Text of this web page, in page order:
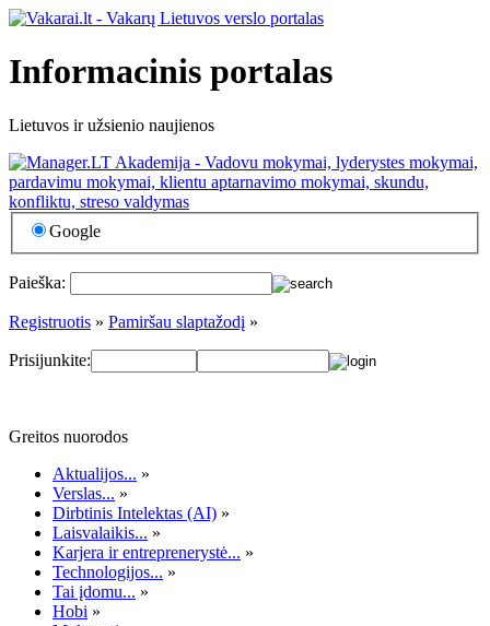
Informacinis portalas
Lietuvos ir užsienio naujienos
Google
Paieška:
Registruotis » Pamiršau slaptažodį »
Prisijunkite:
Greitos nuorodos
Aktualijos... »
Verslas... »
Dirbtinis Intelektas (AI) »
Laisvalaikis... »
Karjera ir entreprenerystė... »
Technologijos... »
Tai įdomu... »
Hobi »